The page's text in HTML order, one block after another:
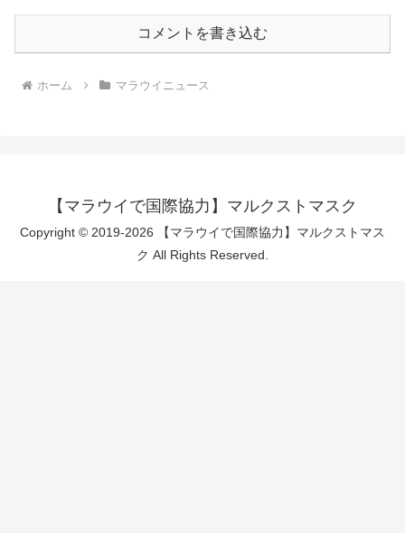
コメントを書き込む
ホーム マラウイニュース
【マラウイで国際協力】マルクストマスク
Copyright © 2019-2026 【マラウイで国際協力】マルクストマス
ク All Rights Reserved.